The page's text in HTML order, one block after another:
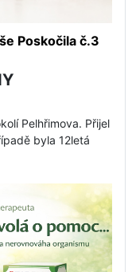
Poskočila č.3
Pelhřimova. Přijel
byla 12letá